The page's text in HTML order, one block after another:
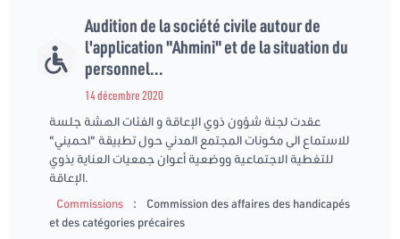
Audition de la société civile autour de
l'application "Ahmini" et de la situation du
personnel...
14 décembre 2020
عقدت لجنة شؤون ذوي الإعاقة و الفئات الهشة جلسة
للاستماع الى مكونات المجتمع المدني حول تطبيقة "احميني"
للتغطية الاجتماعية ووضعية أعوان جمعيات العناية بذوي
الإعاقة.
Commissions
:
Commission des affaires des handicapés
et des catégories précaires